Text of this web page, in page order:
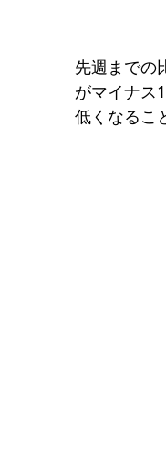
先週までの
がマイナス
低くなるこ